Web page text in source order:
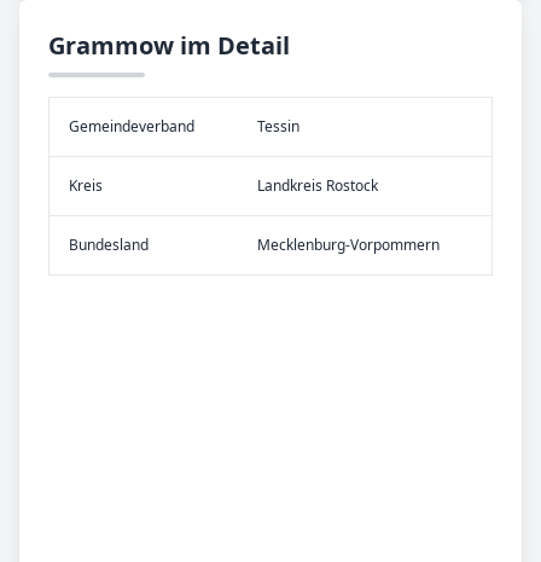
Grammow im Detail
Gemeinde­verband Tessin
Kreis Landkreis Rostock
Bundes­land Mecklenburg-Vorpommern